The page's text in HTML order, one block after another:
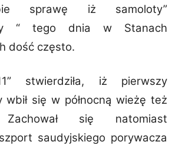
sprawę iż samoloty”
“ tego dnia w Stanach
dość często.
stwierdziła, iż pierwszy
wbił się w północną wieżę też
Zachował się natomiast
saudyjskiego porywacza